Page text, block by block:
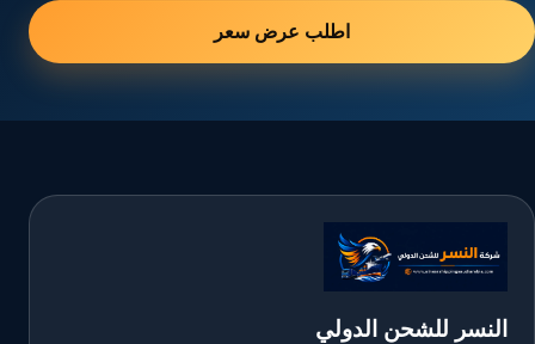
اطلب عرض سعر
النسر للشحن الدولي